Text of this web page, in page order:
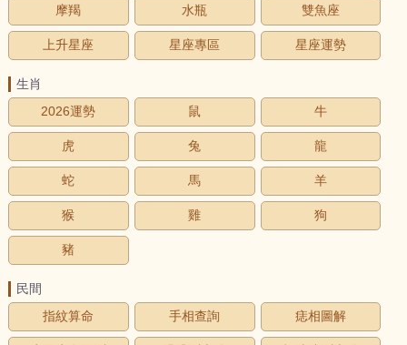
摩羯 水瓶 雙魚座
上升星座 星座專區 星座運勢
生肖
2026運勢
鼠 牛
虎 兔 龍
蛇 馬 羊
猴 雞 狗
豬
民間
指紋算命
手相查詢 痣相圖解